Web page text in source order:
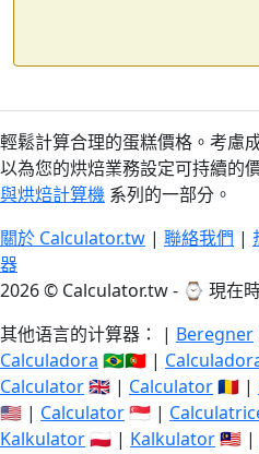
輕鬆計算合理的蛋糕價格。考慮
以為您的烘焙業務設定可持續的
與烘焙計算機 系列的一部分。
關於 Calculator.tw | 聯絡我們 |
器
2026 © Calculator.tw - ⌚ 現在
其他语言的计算器： | Beregner
Calculadora 🇧🇷🇵🇹 |
Calculator🇬🇧 | Calculator🇷🇴 |
🇺🇸 | Calculator🇸🇬 |
Kalkulator🇵🇱 | Kalkulator🇲🇾 |